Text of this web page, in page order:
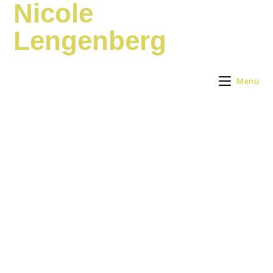
Zum
Inhalt
springen
Nicole
Lengenberg
Menü